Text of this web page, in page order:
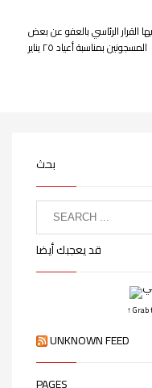
القرار الرئاسي بالعفو عن بعض
المسجونين بمناسبة أعياد ٢٥ يناير
بحث
قد يعجبك أيضا
↑
UNKNOWN FEED
PAGES